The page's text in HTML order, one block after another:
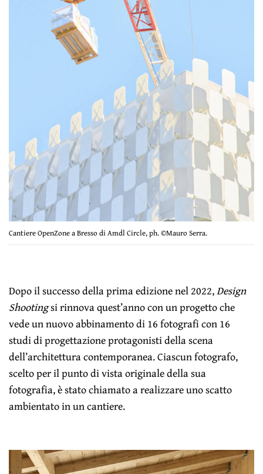
Cantiere OpenZone a Bresso di Amdl Circle, ph. ©Mauro Serra.
Dopo il successo della prima edizione nel 2022,Design
Shootingsi rinnova quest’anno con un progetto che
vede un nuovo abbinamento di 16 fotografi con 16
studi di progettazione protagonisti della scena
dell’architettura contemporanea. Ciascun fotografo,
scelto per il punto di vista originale della sua
fotografia, è stato chiamato a realizzare uno scatto
ambientato in un cantiere.